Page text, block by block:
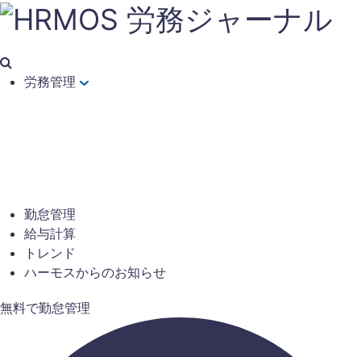
労務管理
勤怠管理
給与計算
トレンド
ハーモスからのお知らせ
無料で勤怠管理